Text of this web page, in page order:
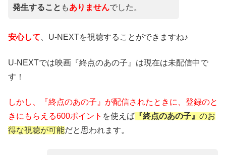
発生すること もありませんでした。
安心して 、U-NEXTを視聴することができますね♪
U-NEXTでは映画『終点のあの子』は現在は未配信中で
す！
しかし、『終点のあの子』が配信されたときに、 登録のと
きにもらえる600ポイント を使えば 『終点のあの子』 のお
得な視聴が可能だと思われます。